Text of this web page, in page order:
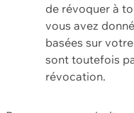
de révoquer à
vous avez
basées sur
sont toutefois
révocation.